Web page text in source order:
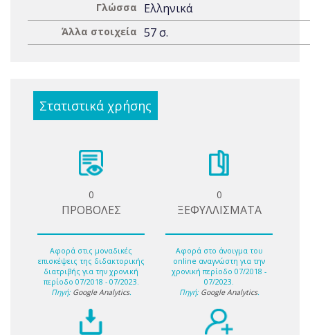
Γλώσσα Ελληνικά
Άλλα στοιχεία 57 σ.
Στατιστικά χρήσης
0
ΠΡΟΒΟΛΕΣ
Αφορά στις μοναδικές
επισκέψεις της διδακτορικής
διατριβής για την χρονική
περίοδο 07/2018 - 07/2023.
Πηγή: Google Analytics.
0
ΞΕΦΥΛΛΙΣΜΑΤΑ
Αφορά στο άνοιγμα του
online αναγνώστη για την
χρονική περίοδο 07/2018 -
07/2023.
Πηγή: Google Analytics.